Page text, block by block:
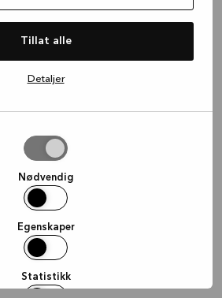
Tillat alle
Detaljer
Nødvendig
Egenskaper
Statistikk